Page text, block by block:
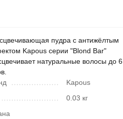
пудра с антижёлтым
Kapous серии "Blond Bar"
натуральные волосы до 6
Kapous
0.03 кг